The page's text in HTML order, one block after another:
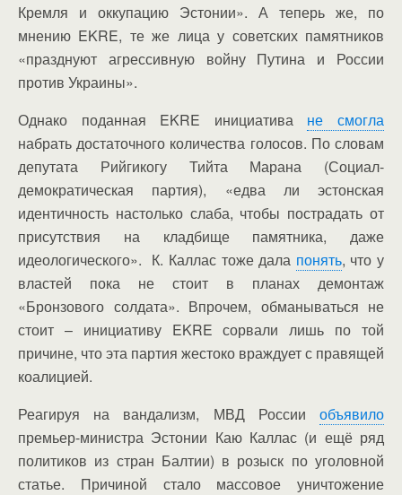
Кремля и оккупацию Эстонии». А теперь же, по
мнению EKRE, те же лица у советских памятников
«празднуют агрессивную войну Путина и России
против Украины».
Однако поданная EKRE инициатива не смогла
набрать достаточного количества голосов. По словам
депутата Рийгикогу Тийта Марана (Социал-
демократическая партия), «едва ли эстонская
идентичность настолько слаба, чтобы пострадать от
присутствия на кладбище памятника, даже
идеологического». К. Каллас тоже дала понять, что у
властей пока не стоит в планах демонтаж
«Бронзового солдата». Впрочем, обманываться не
стоит – инициативу EKRE сорвали лишь по той
причине, что эта партия жестоко враждует с правящей
коалицией.
Реагируя на вандализм, МВД России объявило
премьер-министра Эстонии Каю Каллас (и ещё ряд
политиков из стран Балтии) в розыск по уголовной
статье. Причиной стало массовое уничтожение